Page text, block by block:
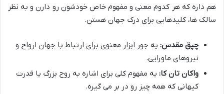
هم داره که هر کدوم معنی و مفهوم خاص خودشون رو دارن و به نظر
سالک ها، کلیدهایی برای درک جهان هستن.
چپق مقدس: یه جور ابزار معنوی برای ارتباط با جهان ارواح و
نیروهای ماورایی.
واکان تان کا: یه مفهوم کلی برای اشاره به روح بزرگ یا قدرت
کیهانی که همه چیز رو در بر می گیره.